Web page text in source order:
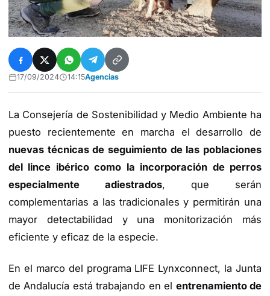
17/09/2024 14:15Agencias
La Consejería de Sostenibilidad y Medio Ambiente ha
puesto recientemente en marcha el desarrollo de
nuevas técnicas de seguimiento de las poblaciones
del lince ibérico como la incorporación de perros
especialmente adiestrados, que serán
complementarias a las tradicionales y permitirán una
mayor detectabilidad y una monitorización más
eficiente y eficaz de la especie.
En el marco del programa LIFE Lynxconnect, la Junta
de Andalucía está trabajando en el entrenamiento de